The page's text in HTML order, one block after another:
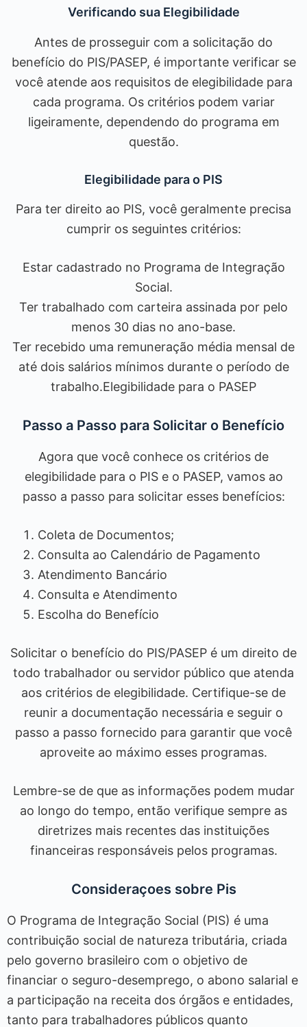
Verificando sua Elegibilidade
Antes de prosseguir com a solicitação do
benefício do PIS/PASEP, é importante verificar se
você atende aos requisitos de elegibilidade para
cada programa. Os critérios podem variar
ligeiramente, dependendo do programa em
questão.
Elegibilidade para o PIS
Para ter direito ao PIS, você geralmente precisa
cumprir os seguintes critérios:
Estar cadastrado no Programa de Integração
Social.
Ter trabalhado com carteira assinada por pelo
menos 30 dias no ano-base.
Ter recebido uma remuneração média mensal de
até dois salários mínimos durante o período de
trabalho.Elegibilidade para o PASEP
Passo a Passo para Solicitar o Benefício
Agora que você conhece os critérios de
elegibilidade para o PIS e o PASEP, vamos ao
passo a passo para solicitar esses benefícios:
Coleta de Documentos;
Consulta ao Calendário de Pagamento
Atendimento Bancário
Consulta e Atendimento
Escolha do Benefício
Solicitar o benefício do PIS/PASEP é um direito de
todo trabalhador ou servidor público que atenda
aos critérios de elegibilidade. Certifique-se de
reunir a documentação necessária e seguir o
passo a passo fornecido para garantir que você
aproveite ao máximo esses programas.
Lembre-se de que as informações podem mudar
ao longo do tempo, então verifique sempre as
diretrizes mais recentes das instituições
financeiras responsáveis pelos programas.
Consideraçoes sobre Pis
O Programa de Integração Social (PIS) é uma
contribuição social de natureza tributária, criada
pelo governo brasileiro com o objetivo de
financiar o seguro-desemprego, o abono salarial e
a participação na receita dos órgãos e entidades,
tanto para trabalhadores públicos quanto